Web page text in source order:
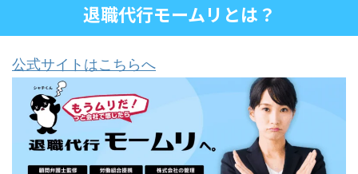
退職代行モームリとは？
公式サイトはこちらへ